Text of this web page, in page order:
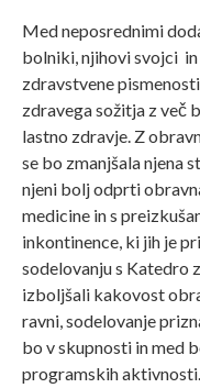
Med neposrednimi
bolniki, njihovi svojci
zdravstvene
zdravega sožitja z več
lastno zdravje. Z
se bo zmanjšala njena
njeni bolj odprti
medicine in s
inkontinence, ki jih je
sodelovanju s Katedro
izboljšali kakovost
ravni, sodelovanje
bo v skupnosti in med
programskih